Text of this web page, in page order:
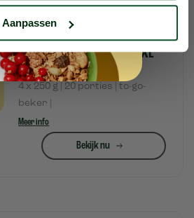
Aanpassen
Easy Oats Starter Pack XL
Havermout
4 x 250 g | 20 porties | to-go-
beker |
Meer info
Bekijk nu